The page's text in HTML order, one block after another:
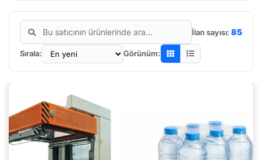
İlan sayısı: 85
Sırala: Görünüm: